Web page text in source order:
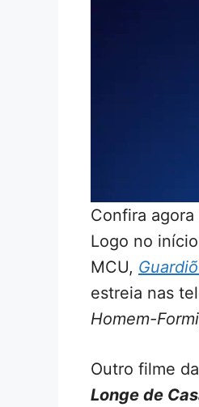
Confira
Logo no
MCU,
estreia nas
Homem-
Outro filme
Longe de